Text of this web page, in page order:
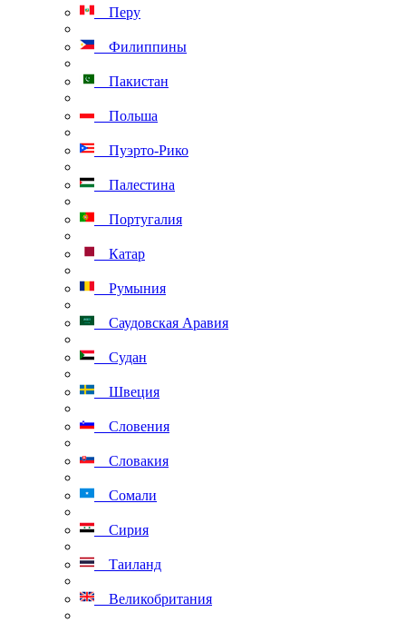
Перу
Филиппины
Пакистан
Польша
Пуэрто-Рико
Палестина
Португалия
Катар
Румыния
Саудовская Аравия
Судан
Швеция
Словения
Словакия
Сомали
Сирия
Таиланд
Великобритания